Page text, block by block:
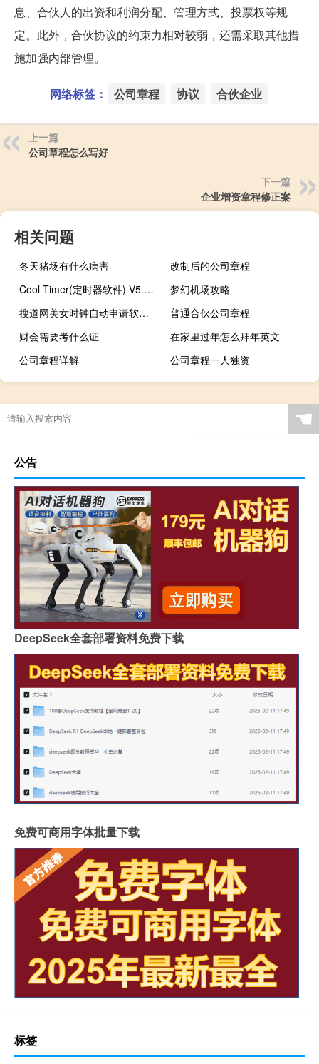
息、合伙人的出资和利润分配、管理方式、投票权等规
定。此外，合伙协议的约束力相对较弱，还需采取其他措
施加强内部管理。
网络标签： 公司章程 协议 合伙企业
上一篇
公司章程怎么写好
下一篇
企业增资章程修正案
相关问题
冬天猪场有什么病害
改制后的公司章程
Cool Timer(定时器软件) V5.2.3.0 官方版（Cool Timer(定时器软件) V5.2.3.0 官方版功能简介）
梦幻机场攻略
搜道网美女时钟自动申请软件 V5.0 官方版（搜道网美女时钟自动申请软件 V5.0 官方版功能简介）
普通合伙公司章程
财会需要考什么证
在家里过年怎么拜年英文
公司章程详解
公司章程一人独资
☚
公告
DeepSeek全套部署资料免费下载
免费可商用字体批量下载
标签